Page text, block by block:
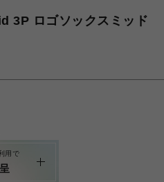
3P ロゴソックスミッド
用で